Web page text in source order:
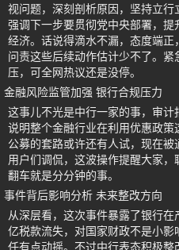
视问题，深刻剖析原因，坚持立
强调下一步要贯彻党中央部署，
经济。话说得滴水不漏，态度端
问责这些后续动作估计少不了。
压，可全网热议还是没停。
金融风险监管加强 银行合规压力
这事儿不光是中行一家的事，审计
说明整个金融行业在利用优惠政
公募的套路或许还有人试，现在
用户们调侃，这波操作提醒大家
翻车就是分分钟的事。
事件背后影响分析 未来整改方向
从深层看，这次事件暴露了银行
亿税款流失，对国家财政不是小
任有点动摇。不过中行表态积极